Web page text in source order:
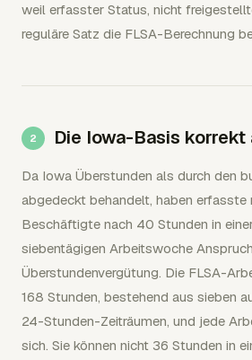
weil erfasster Status, nicht
reguläre Satz die FLSA-Berechnung
Die Iowa-Basis korrekt
Da Iowa Überstunden als durch den
abgedeckt behandelt, haben
Beschäftigte nach 40 Stunden in
siebentägigen Arbeitswoche
Überstundenvergütung. Die FLSA-
168 Stunden, bestehend aus sieben
24-Stunden-Zeiträumen, und jede
sich. Sie können nicht 36 Stunden in